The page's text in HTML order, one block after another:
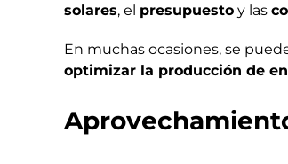
solares, el presupuesto y las
En muchas ocasiones, se
optimizar la producción de